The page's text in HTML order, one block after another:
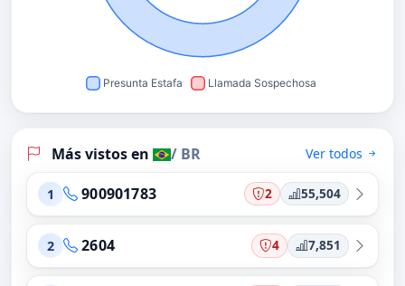
Más vistos en / BR Ver todos
1 900901783 2 55,504
2 2604 4 7,851